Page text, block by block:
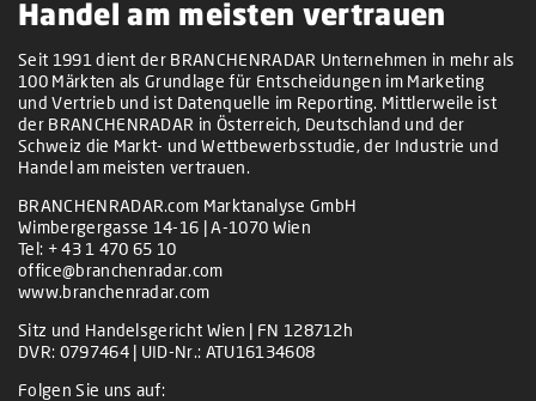
Handel am meisten vertrauen
Seit 1991 dient der BRANCHENRADAR Unternehmen in mehr als
100 Märkten als Grundlage für Entscheidungen im Marketing
und Vertrieb und ist Datenquelle im Reporting. Mittlerweile ist
der BRANCHENRADAR in Österreich, Deutschland und der
Schweiz die Markt- und Wettbewerbsstudie, der Industrie und
Handel am meisten vertrauen.
BRANCHENRADAR.com Marktanalyse GmbH
Wimbergergasse 14-16 | A-1070 Wien
Tel: + 43 1 470 65 10
office@branchenradar.com
www.branchenradar.com
Sitz und Handelsgericht Wien | FN 128712h
DVR: 0797464 | UID-Nr.: ATU16134608
Folgen Sie uns auf: